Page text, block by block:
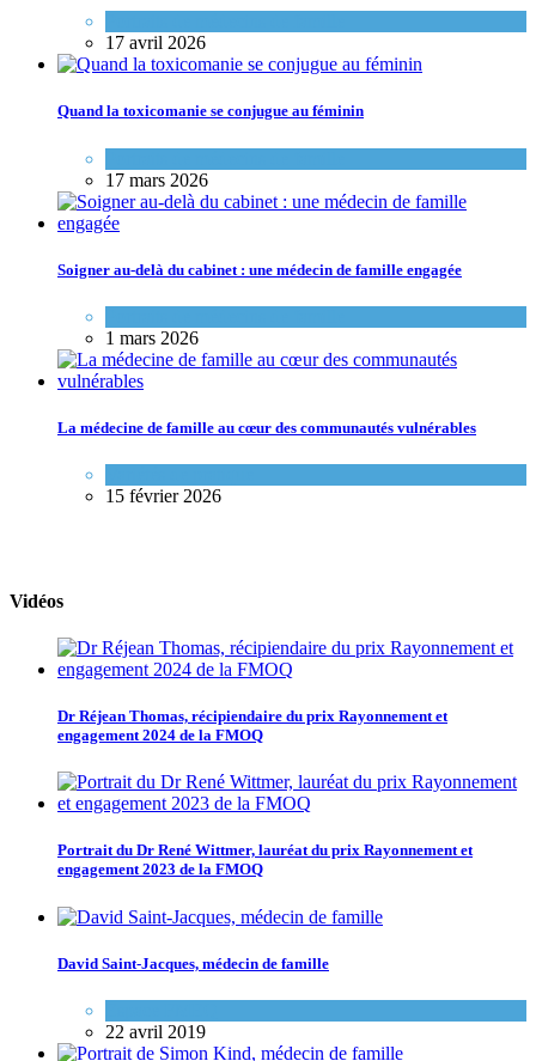
17 avril 2026
Quand la toxicomanie se conjugue au féminin
17 mars 2026
Soigner au-delà du cabinet : une médecin de famille engagée
1 mars 2026
La médecine de famille au cœur des communautés vulnérables
15 février 2026
Vidéos
Dr Réjean Thomas, récipiendaire du prix Rayonnement et
engagement 2024 de la FMOQ
Portrait du Dr René Wittmer, lauréat du prix Rayonnement et
engagement 2023 de la FMOQ
David Saint-Jacques, médecin de famille
22 avril 2019